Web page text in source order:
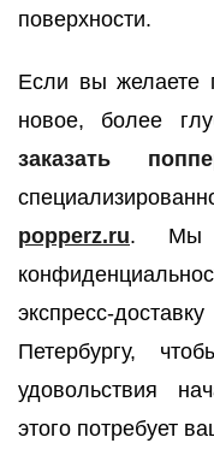
поверхности.
Если вы желаете
новое, более
заказать
popperz.ru. Мы
экспресс-
Петербургу,
удовольствия
этого потребует